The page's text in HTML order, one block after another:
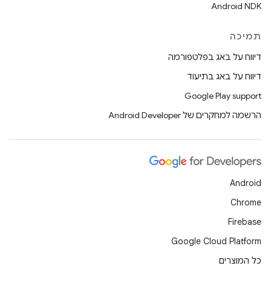
Android NDK
תמיכה
דיווח על באג בפלטפורמה
דיווח על באג בתיעוד
Google Play support
הרשמה למחקרים של Android Developer
Android
Chrome
Firebase
Google Cloud Platform
כל המוצרים